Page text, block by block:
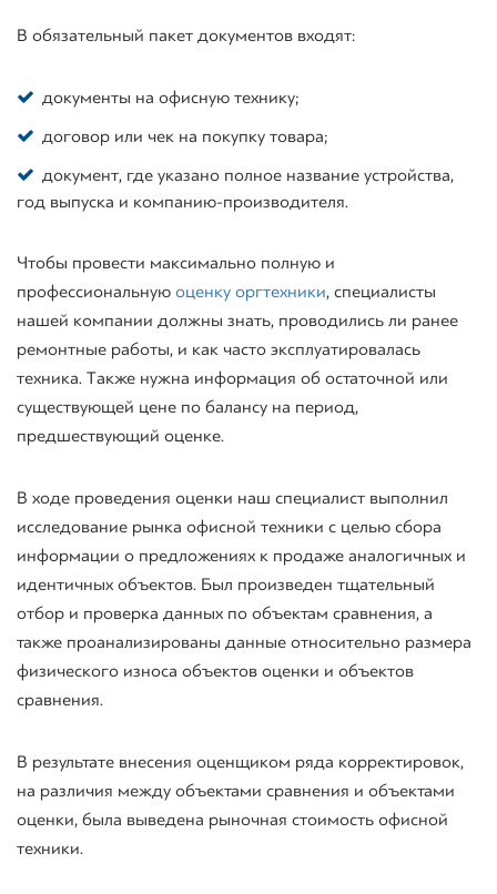
В обязательный пакет документов входят:
документы на офисную технику;
договор или чек на покупку товара;
документ, где указано полное название устройства,
год выпуска и компанию-производителя.
Чтобы провести максимально полную и
профессиональную оценку оргтехники, специалисты
нашей компании должны знать, проводились ли ранее
ремонтные работы, и как часто эксплуатировалась
техника. Также нужна информация об остаточной или
существующей цене по балансу на период,
предшествующий оценке.
В ходе проведения оценки наш специалист выполнил
исследование рынка офисной техники с целью сбора
информации о предложениях к продаже аналогичных и
идентичных объектов. Был произведен тщательный
отбор и проверка данных по объектам сравнения, а
также проанализированы данные относительно размера
физического износа объектов оценки и объектов
сравнения.
В результате внесения оценщиком ряда корректировок,
на различия между объектами сравнения и объектами
оценки, была выведена рыночная стоимость офисной
техники.